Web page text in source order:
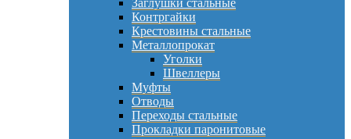
Заглушки стальные
Контргайки
Крестовины стальные
Металлопрокат
Уголки
Швеллеры
Муфты
Отводы
Переходы стальные
Прокладки паронитовые